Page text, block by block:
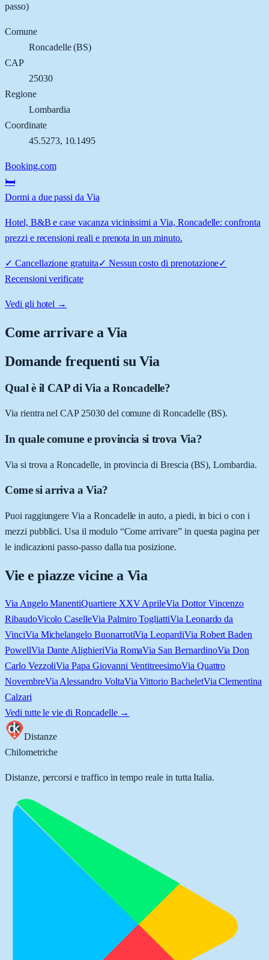
passo)
Comune
Roncadelle(BS)
CAP
25030
Regione
Lombardia
Coordinate
45.5273, 10.1495
Booking.com
🛏️
Dormi a due passi da Via
Hotel, B&B e case vacanza vicinissimi a Via, Roncadelle: confronta
prezzi e recensioni reali e prenota in un minuto.
✓ Cancellazione gratuita✓ Nessun costo di prenotazione✓
Recensioni verificate
Vedi gli hotel →
Come arrivare aVia
Domande frequenti su Via
Qual è il CAP di Via a Roncadelle?
Via rientra nel CAP 25030 del comune di Roncadelle (BS).
In quale comune e provincia si trova Via?
Via si trova a Roncadelle, in provincia di Brescia (BS), Lombardia.
Come si arriva a Via?
Puoi raggiungere Via a Roncadelle in auto, a piedi, in bici o con i
mezzi pubblici. Usa il modulo “Come arrivare” in questa pagina per
le indicazioni passo-passo dalla tua posizione.
Vie e piazze vicine a Via
Via Angelo ManentiQuartiere XXV AprileVia Dottor Vincenzo
RibaudoVicolo CaselleVia Palmiro TogliattiVia Leonardo da
VinciVia Michelangelo BuonarrotiVia LeopardiVia Robert Baden
PowellVia Dante AlighieriVia RomaVia San BernardinoVia Don
Carlo VezzoliVia Papa Giovanni VentitreesimoVia Quattro
NovembreVia Alessandro VoltaVia Vittorio BacheletVia Clementina
Calzari
Vedi tutte le vie di Roncadelle→
Distanze
Chilometriche
Distanze, percorsi e traffico in tempo reale in tutta Italia.